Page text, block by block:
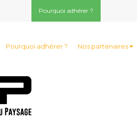
Pourquoi adhérer ?
Pourquoi adhérer ? Nos partenaires